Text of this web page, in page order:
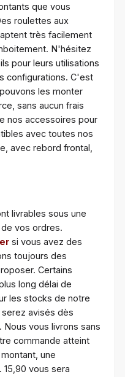
que vous
roulettes aux
très facilement
N'hésitez
pour leurs utilisations
configurations. C'est
les monter
sans aucun frais
nos accessoires pour
avec toutes nos
avec rebord frontal,
livrables sous une
vos ordres.
si vous avez des
toujours des
Certains
long délai de
les stocks de notre
avisés dès
vous livrons sans
commande atteint
une
vous sera